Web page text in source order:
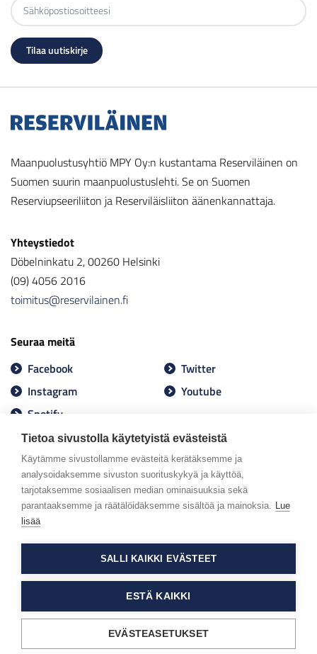
Tietoa sivustolla käytetyistä evästeistä
Käytämme sivustollamme evästeitä kerätäksemme ja
analysoidaksemme sivuston suorituskykyä ja käyttöä,
tarjotaksemme sosiaalisen median ominaisuuksia sekä
parantaaksemme ja räätälöidäksemme sisältöä ja mainoksia. Lue
lisää
SALLI KAIKKI EVÄSTEET
ESTÄ KAIKKI
EVÄSTEASETUKSET
Maanpuolustusyhtiö MPY Oy:n kustantama Reserviläinen on
Suomen suurin maanpuolustuslehti. Se on Suomen
Reserviupseeriliiton ja Reserviläisliiton äänenkannattaja.
Yhteystiedot
Döbelninkatu 2, 00260 Helsinki
(09) 4056 2016
toimitus@reservilainen.fi
Seuraa meitä
Facebook
Twitter
Instagram
Youtube
Spotify